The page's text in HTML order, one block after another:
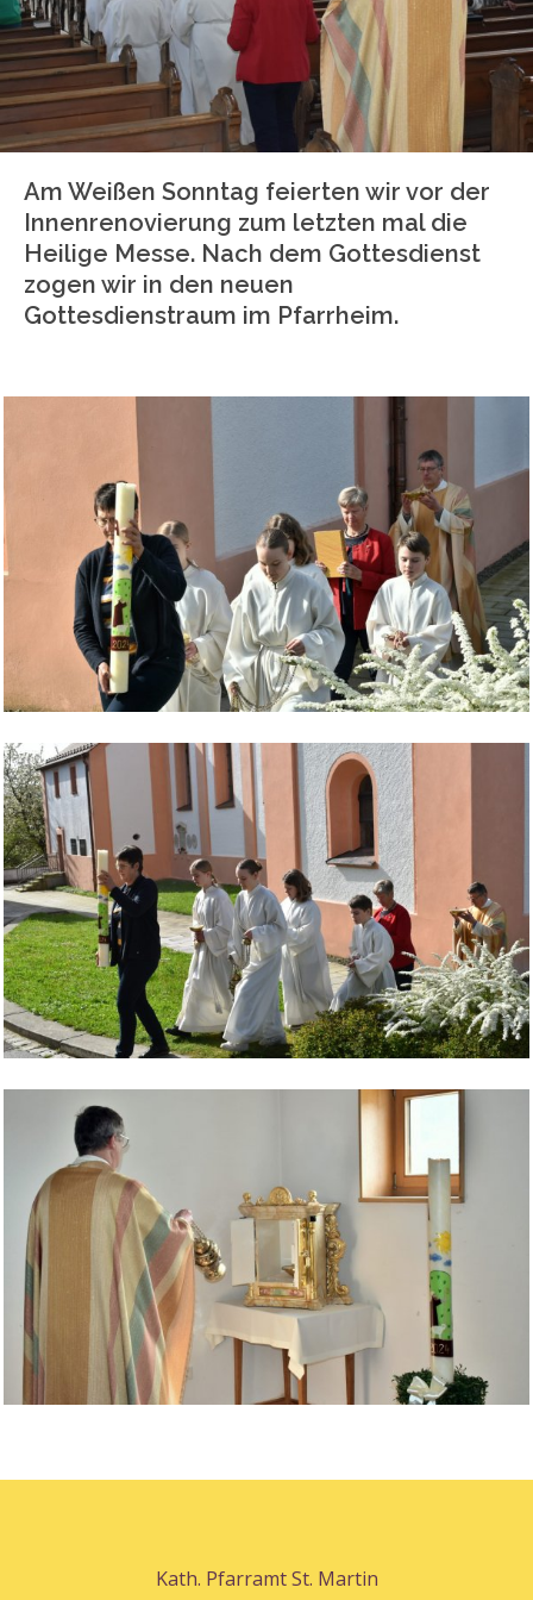
Am Weißen Sonntag feierten wir vor der
Innenrenovierung zum letzten mal die
Heilige Messe. Nach dem Gottesdienst
zogen wir in den neuen
Gottesdienstraum im Pfarrheim.
Kath. Pfarramt St. Martin